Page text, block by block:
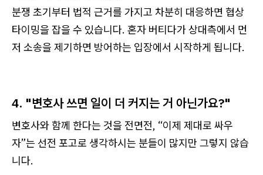
분쟁 초기부터 법적 근거를 가지고 차분히 대응하면 협상
타이밍을 잡을 수 있습니다. 혼자 버티다가 상대측에서 먼
저 소송을 제기하면 방어하는 입장에서 시작하게 됩니다.
4. "변호사 쓰면 일이 더 커지는 거 아닌가요?"
변호사와 함께 한다는 것을 전면전, “이제 제대로 싸우
자”는 선전 포고로 생각하시는 분들이 많지만 그렇지 않습
니다.